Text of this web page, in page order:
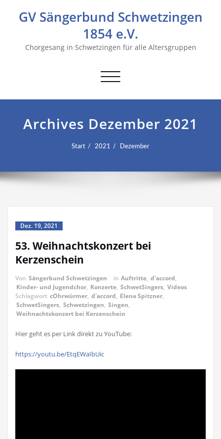
GV Sängerbund Schwetzingen
1854 e.V.
Chorgesang in Schwetzingen für alle Altersgruppen
Navigation
Archives Dezember 2021
Start 2021 Dezember
Dez. 19, 2021
53. Weihnachtskonzert bei
Kerzenschein
Von Sängerbund Schwetzingen in Auftritte, d'accord,
Kinder- und Jugendchor, Konzerte, SchwetSingers, Videos
Schlagwort cOhrwürmer, d'accord, Elena Spitzner,
SchwetSingers, Schwetzingen, Singen,
Weihnachtskonzert bei Kerzenschein
Hier geht es per Link direkt zu YouTube:
https://youtu.be/EtqEWaIbUic